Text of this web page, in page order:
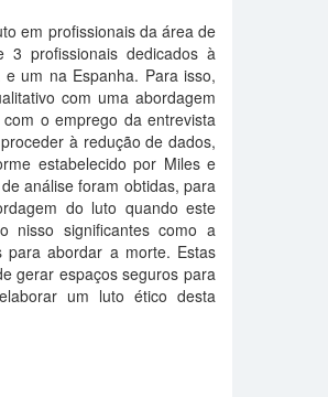
em profissionais da área de
3 profissionais dedicados à
um na Espanha. Para isso,
com uma abordagem
o emprego da entrevista
à redução de dados,
estabelecido por Miles e
análise foram obtidas, para
do luto quando este
nisso significantes como a
para abordar a morte. Estas
gerar espaços seguros para
um luto ético desta